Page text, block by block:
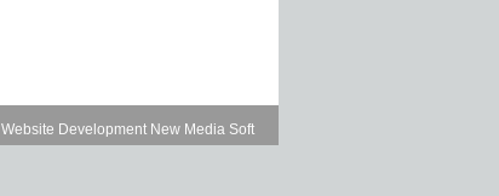
Website Development New Media Soft